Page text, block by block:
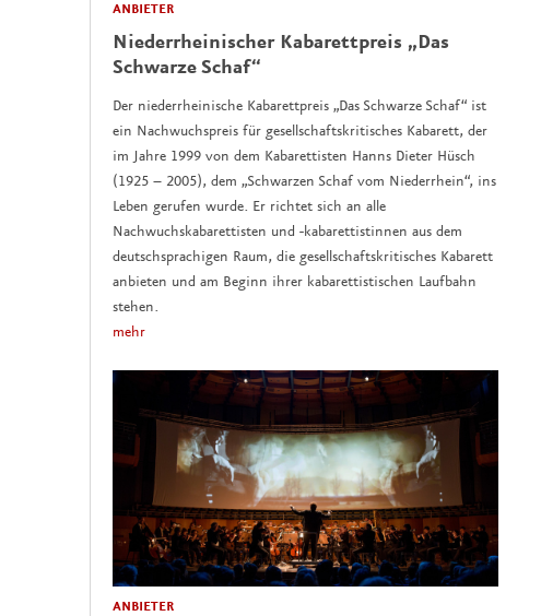
ANBIETER
Niederrheinischer Kabarettpreis „Das
Schwarze Schaf“
Der niederrheinische Kabarettpreis „Das Schwarze Schaf“ ist
ein Nachwuchspreis für gesellschaftskritisches Kabarett, der
im Jahre 1999 von dem Kabarettisten Hanns Dieter Hüsch
(1925 – 2005), dem „Schwarzen Schaf vom Niederrhein“, ins
Leben gerufen wurde. Er richtet sich an alle
Nachwuchskabarettisten und -kabarettistinnen aus dem
deutschsprachigen Raum, die gesellschaftskritisches Kabarett
anbieten und am Beginn ihrer kabarettistischen Laufbahn
stehen.
mehr
ANBIETER